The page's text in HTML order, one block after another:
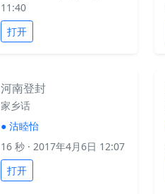
11:40
打开
河南登封
家乡话
● 沽睦怡
16 秒 · 2017年4月6日 12:07
打开